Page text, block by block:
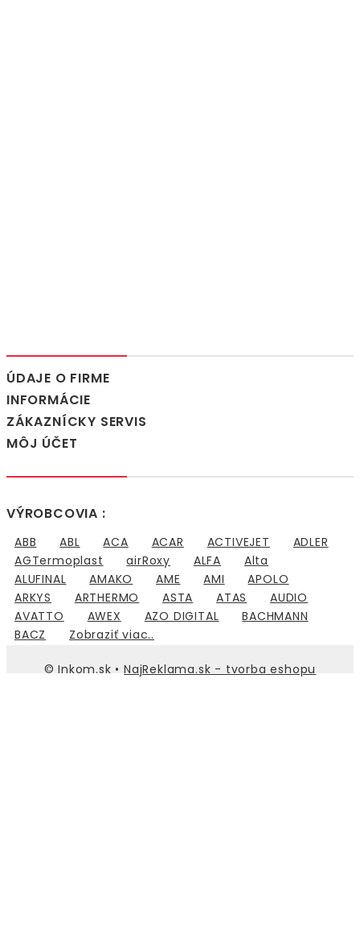
ÚDAJE O FIRME
INFORMÁCIE
ZÁKAZNÍCKY SERVIS
MÔJ ÚČET
VÝROBCOVIA :
ABB ABL ACA ACAR ACTIVEJET
ADLER
AGTermoplast
airRoxy ALFA
Alta
ALUFINAL
AMAKO AME AMI
APOLO
ARKYS
ARTHERMO ASTA ATAS
AUDIO
AVATTO
AWEX AZO DIGITAL
BACHMANN
BACZ
Zobraziť viac..
© Inkom.sk •NajReklama.sk - tvorba eshopu